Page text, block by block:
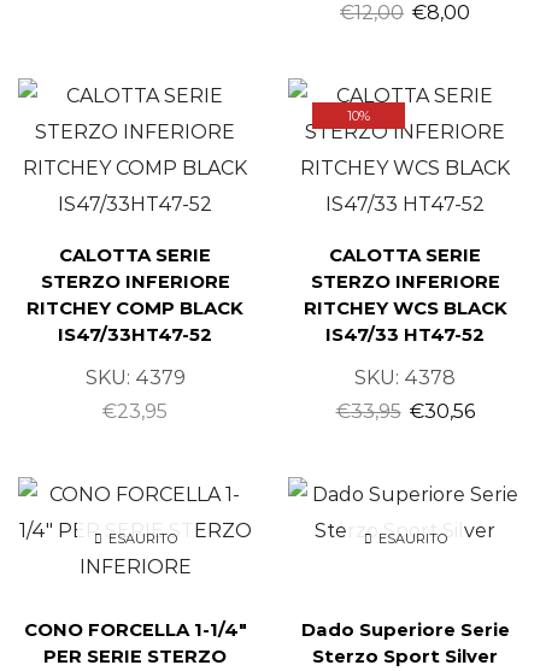
€12,00 €8,00
CALOTTA SERIE
STERZO INFERIORE
RITCHEY COMP BLACK
IS47/33HT47-52
SKU: 4379
€23,95
10%
CALOTTA SERIE
STERZO INFERIORE
RITCHEY WCS BLACK
IS47/33 HT47-52
SKU: 4378
€33,95 €30,56
ESAURITO
CONO FORCELLA 1-1/4″
PER SERIE STERZO
ESAURITO
Dado Superiore Serie
Sterzo Sport Silver